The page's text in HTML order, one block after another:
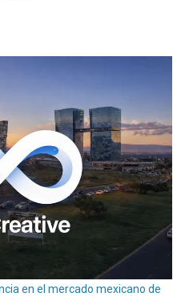
en el mercado mexicano de